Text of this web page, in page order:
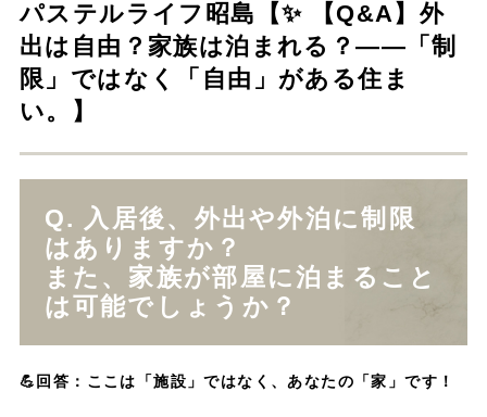
パステルライフ昭島【✨ 【Q&A】外
出は自由？家族は泊まれる？――「制
限」ではなく「自由」がある住ま
い。】
Q. 入居後、外出や外泊に制限
はありますか？
また、家族が部屋に泊まること
は可能でしょうか？
💪回答：ここは「施設」ではなく、あなたの「家」です！